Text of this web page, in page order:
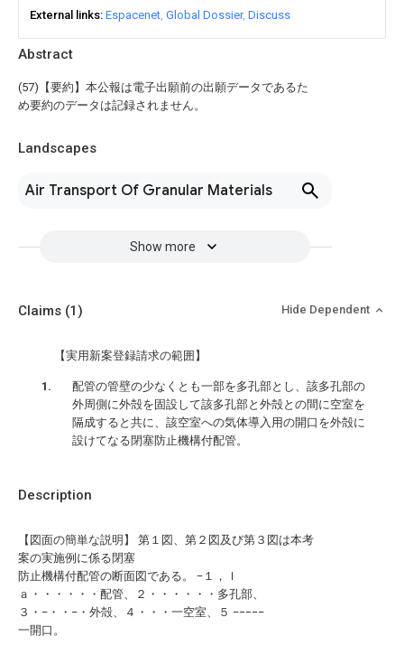
Abstract
(57)【要約】本公報は電子出願前の出願データであるた
め要約のデータは記録されません。
Landscapes
Air Transport Of Granular Materials
Show more
External links Espacenet Global Dossier Discuss
Description
【図面の簡単な説明】 第１図、第２図及び第３図は本考
案の実施例に係る閉塞
防止機構付配管の断面図である。 −１，ｌ
ａ・・・・・・配管、２・・・・・・多孔部、
３・−・・−・外殻、４・・・一空室、５ −−−−−
一開口。
Claims (1) Hide Dependent
【実用新案登録請求の範囲】
配管の管壁の少なくとも一部を多孔部とし、該多孔部の
外周側に外殻を固設して該多孔部と外殻との間に空室を
隔成すると共に、該空室への気体導入用の開口を外殻に
設けてなる閉塞防止機構付配管。